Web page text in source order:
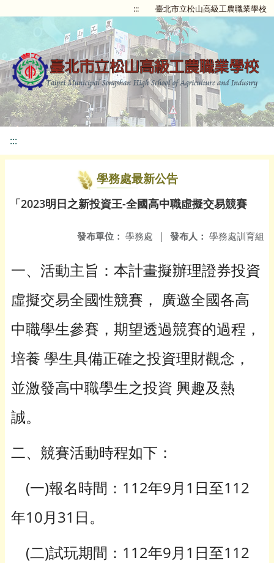
::: 臺北市立松山高級工農職業學校
:::
學務處最新公告
「2023明日之新投資王-全國高中職虛擬交易競賽
發布人： 學務處訓育組
發布單位： 學務處 |
一、活動主旨：本計畫擬辦理證券投資
虛擬交易全國性競賽， 廣邀全國各高
中職學生參賽，期望透過競賽的過程，
培養 學生具備正確之投資理財觀念，
並激發高中職學生之投資 興趣及熱
誠。
二、競賽活動時程如下：
(一)報名時間：112年9月1日至112
年10月31日。
(二)試玩期間：112年9月1日至112